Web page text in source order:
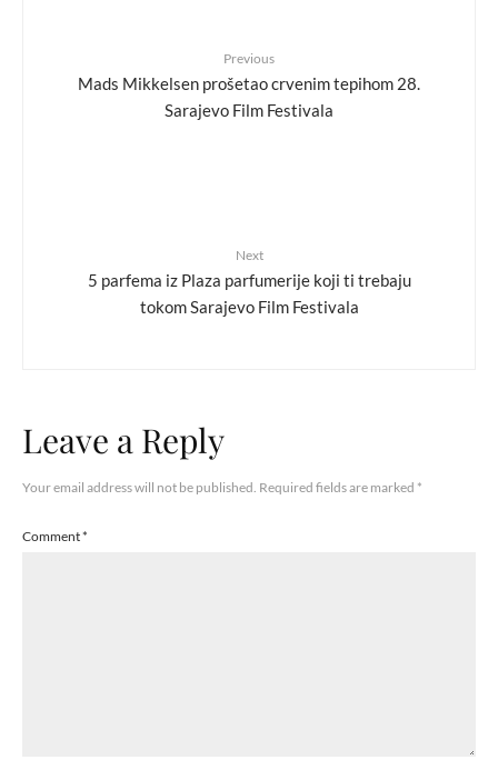
Previous
Mads Mikkelsen prošetao crvenim tepihom 28.
Sarajevo Film Festivala
Next
5 parfema iz Plaza parfumerije koji ti trebaju
tokom Sarajevo Film Festivala
Leave a Reply
Your email address will not be published. Required fields are marked *
Comment*